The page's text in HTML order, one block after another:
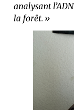
analysant
la forêt.»